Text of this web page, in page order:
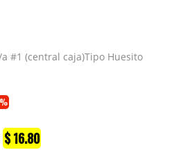
#1 (central caja)Tipo Huesito
$ 16.80